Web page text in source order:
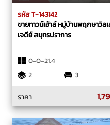
รหัส T-143142
ขายทาวน์เฮ้าส์ หมู่บ้านพฤกษาวิล
เจดีย์ สมุทรปราการ
0-0-21.4
2
3
ราคา